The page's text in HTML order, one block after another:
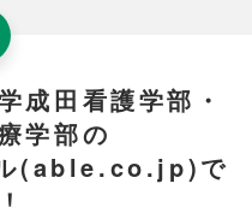
成田看護学部・
学部の
ル(able.co.jp)で